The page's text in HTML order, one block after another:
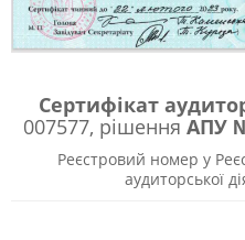
Сертифікат
007577, рішення АПУ
Реєстровий номер у
аудиторської